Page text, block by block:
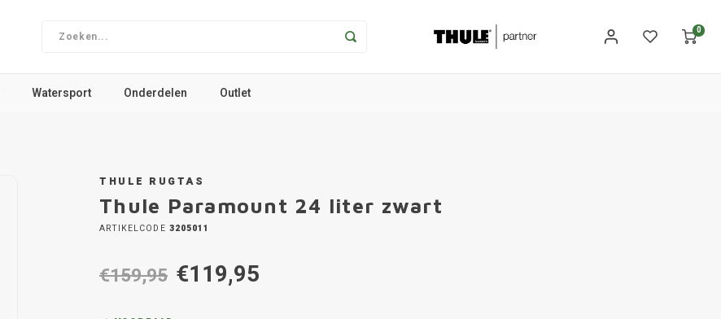
0
Watersport Onderdelen Outlet
THULE RUGTAS
Thule Paramount 24 liter zwart
ARTIKELCODE 3205011
€159,95 €119,95